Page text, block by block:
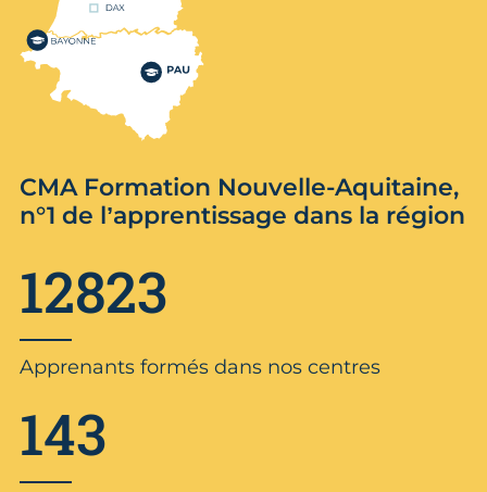
CMA Formation Nouvelle-Aquitaine,
n°1 de l’apprentissage dans la région
12823
Apprenants formés dans nos centres
143